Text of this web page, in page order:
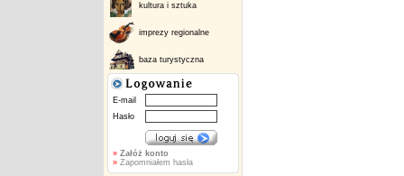
kultura i sztuka
imprezy regionalne
baza turystyczna
E-mail
Hasło
» Załóż konto
»Zapomniałem hasła